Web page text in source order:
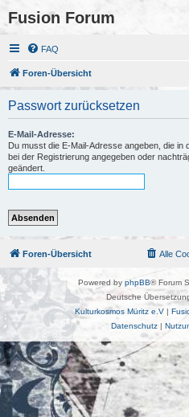
Fusion Forum
FAQ
Foren-Übersicht
Passwort zurücksetzen
E-Mail-Adresse:
Du musst die E-Mail-Adresse angeben, die in
bei der Registrierung angegeben oder
geändert.
Foren-Übersicht Alle
Powered by phpBB® Forum
Deutsche
Kulturkosmos Müritz e.V |
Datenschutz|